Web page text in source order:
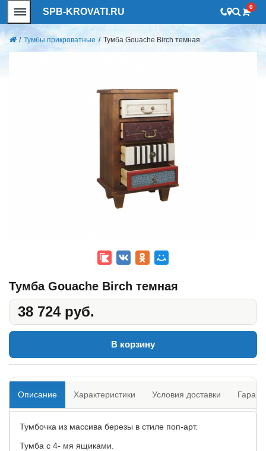
SPB-KROVATI.RU 0
/ Тумбы прикроватные / Тумба Gouache Birch темная
Тумба Gouache Birch темная
38 724 руб.
В корзину
Описание Характеристики Условия доставки
Тумбочка из массива березы в стиле поп-арт.
Тумба с 4- мя ящиками.